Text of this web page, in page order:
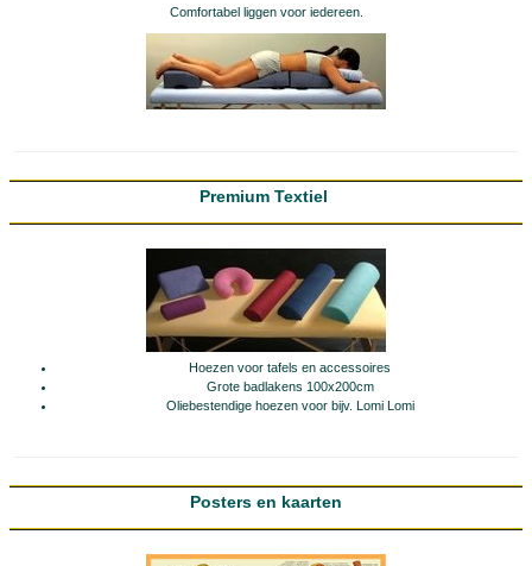
Comfortabel liggen voor iedereen.
Premium Textiel
Hoezen voor tafels en accessoires
Grote badlakens 100x200cm
Oliebestendige hoezen voor bijv. Lomi Lomi
Posters en kaarten